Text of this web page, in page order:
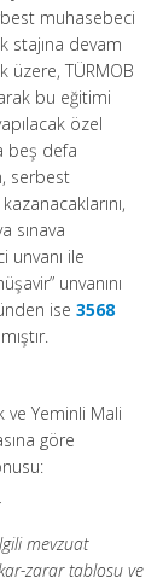
muhasebeci
stajına devam
üzere, TÜRMOB
bu eğitimi
özel
beş defa
serbest
sınava
unvanı ile
unvanını
ise 3568
ve Yeminli Mali
göre
mevzuat
zarar tablosu ve